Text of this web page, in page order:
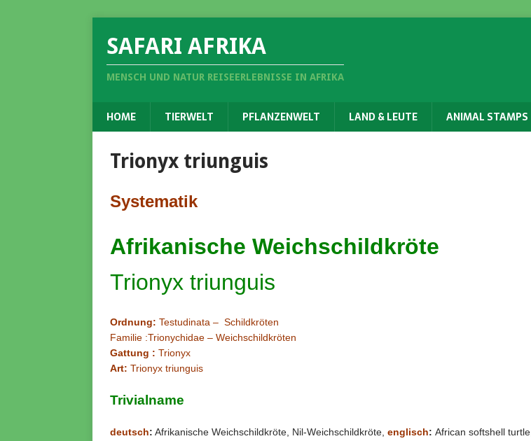
SAFARI AFRIKA
MENSCH UND NATUR REISEERLEBNISSE IN AFRIKA
HOME TIERWELT PFLANZENWELT LAND & LEUTE ANIMAL STAMPS
Trionyx triunguis
Systematik
Afrikanische Weichschildkröte
Trionyx triunguis
Ordnung: Testudinata – Schildkröten
Familie :Trionychidae – Weichschildkröten
Gattung : Trionyx
Art: Trionyx triunguis
Trivialname
deutsch: Afrikanische Weichschildkröte, Nil-Weichschildkröte, englisch: African softshell turtle,